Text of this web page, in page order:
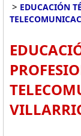
> EDUCACIÓN